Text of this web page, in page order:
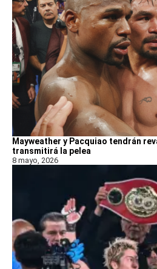
Mayweather y Pacquiao tendrán
transmitirá la pelea
8 mayo, 2026